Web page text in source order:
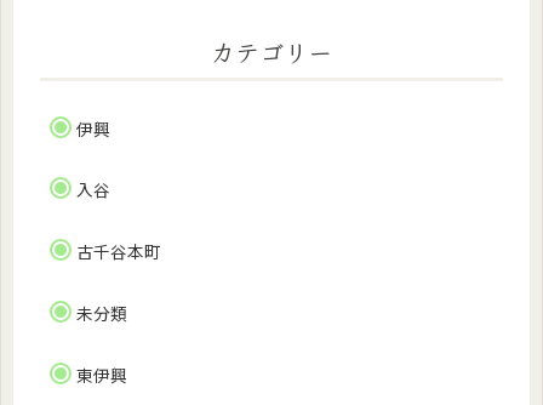
カテゴリー
伊興
入谷
古千谷本町
未分類
東伊興